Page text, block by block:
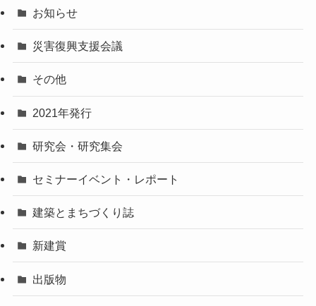
お知らせ
災害復興支援会議
その他
2021年発行
研究会・研究集会
セミナーイベント・レポート
建築とまちづくり誌
新建賞
出版物